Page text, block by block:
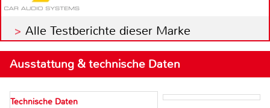
Alle Testberichte dieser Marke
Ausstattung & technische Daten
Technische Daten